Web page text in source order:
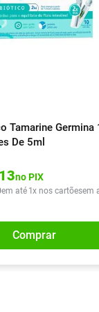
Tamarine Germina
De 5ml
no PIX
em até 1x nos cartõesem
Comprar